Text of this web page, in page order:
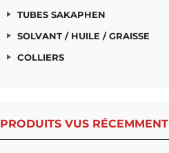
TUBES SAKAPHEN
SOLVANT / HUILE / GRAISSE
COLLIERS
PRODUITS VUS RÉCEMMENT